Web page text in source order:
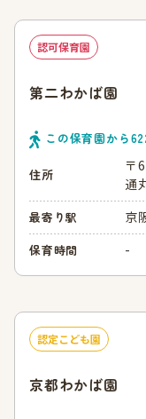
認可保育園
第二わかば園
この保育園から
住所
〒
通
最寄り駅 京
保育時間 -
認定こども園
京都わかば園